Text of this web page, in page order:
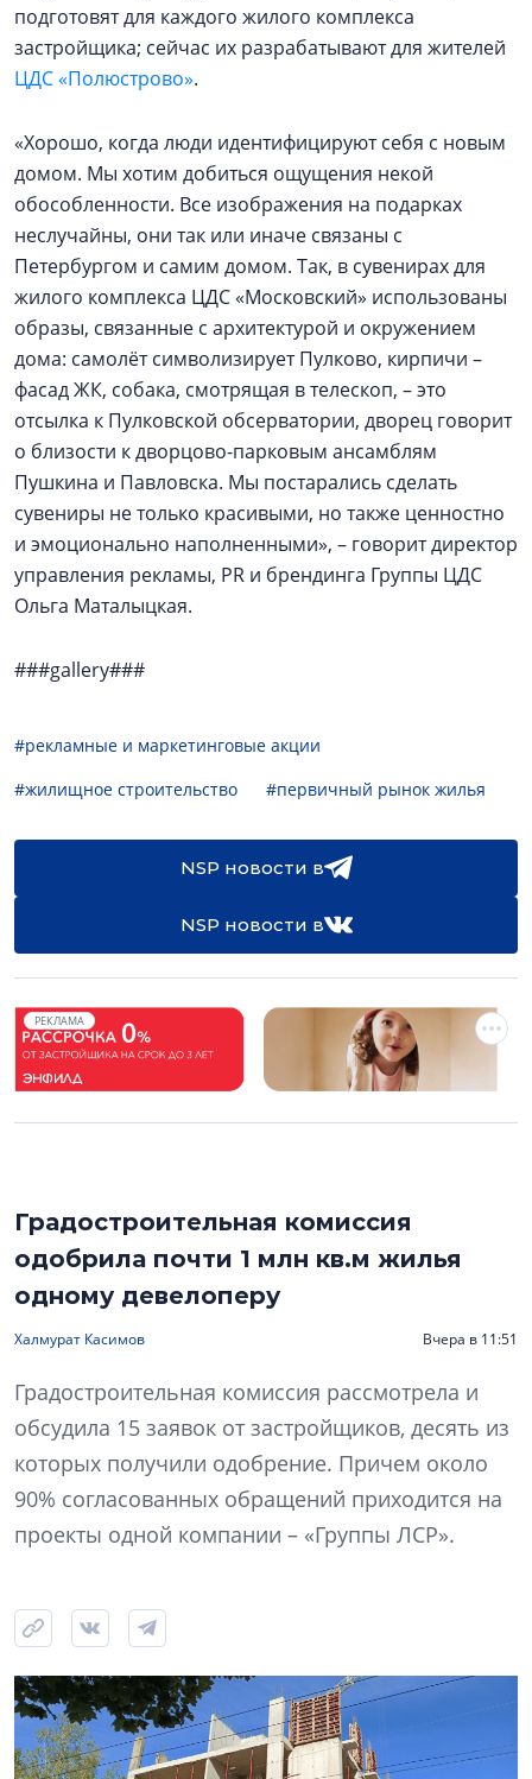
подготовят для каждого жилого комплекса
застройщика; сейчас их разрабатывают для жителей
ЦДС «Полюстрово».
«Хорошо, когда люди идентифицируют себя с новым
домом. Мы хотим добиться ощущения некой
обособленности. Все изображения на подарках
неслучайны, они так или иначе связаны с
Петербургом и самим домом. Так, в сувенирах для
жилого комплекса ЦДС «Московский» использованы
образы, связанные с архитектурой и окружением
дома: самолёт символизирует Пулково, кирпичи –
фасад ЖК, собака, смотрящая в телескоп, – это
отсылка к Пулковской обсерватории, дворец говорит
о близости к дворцово-парковым ансамблям
Пушкина и Павловска. Мы постарались сделать
сувениры не только красивыми, но также ценностно
и эмоционально наполненными», – говорит директор
управления рекламы, PR и брендинга Группы ЦДС
Ольга Маталыцкая.
###gallery###
#рекламные и маркетинговые акции
#жилищное строительство
#первичный рынок жилья
NSP новости в
NSP новости в
РЕКЛАМА
Градостроительная комиссия
одобрила почти 1 млн кв.м жилья
одному девелоперу
Халмурат Касимов Вчера в 11:51
Градостроительная комиссия рассмотрела и
обсудила 15 заявок от застройщиков, десять из
которых получили одобрение. Причем около
90% согласованных обращений приходится на
проекты одной компании – «Группы ЛСР».